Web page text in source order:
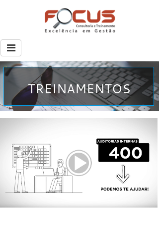
TREINAMENTOS